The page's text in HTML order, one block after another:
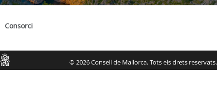
Consorci
Consell
© 2026 Consell de Mallorca. Tots els drets reservats.